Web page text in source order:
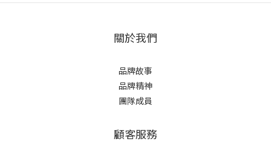
關於我們
品牌故事
品牌精神
團隊成員
顧客服務